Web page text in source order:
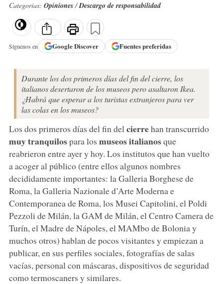
Categorías: Opiniones/Descargo de responsabilidad
Síguenos en GoogleDiscover Fuentes preferidas
Durante los dos primeros días del fin del cierre, los
italianos desertaron de los museos pero asaltaron Ikea.
¿Habrá que esperar a los turistas extranjeros para ver
las colas en los museos?
Los dos primeros días del fin del cierrehan transcurrido
muy tranquilospara los museos italianosque
reabrieron entre ayer y hoy. Los institutos que han vuelto
a acoger al público (entre ellos algunos nombres
decididamente importantes: la Galleria Borghese de
Roma, la Galleria Nazionale d’Arte Moderna e
Contemporanea de Roma, los Musei Capitolini, el Poldi
Pezzoli de Milán, la GAM de Milán, el Centro Camera de
Turín, el Madre de Nápoles, el MAMbo de Bolonia y
muchos otros) hablan de pocos visitantes y empiezan a
publicar, en sus perfiles sociales, fotografías de salas
vacías, personal con máscaras, dispositivos de seguridad
como termoscaners y similares.